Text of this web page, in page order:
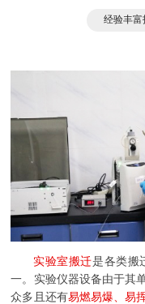
经验丰富
实验室搬迁是各类搬
一。实验仪器设备由于其
众多且还有易燃易爆、易